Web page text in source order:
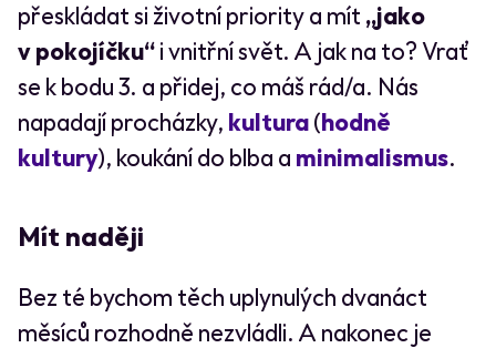
přeskládat si životní priority a mít „jako
v pokojíčku“i vnitřní svět. A jak na to? Vrať
se k bodu 3. a přidej, co máš rád/a. Nás
napadají procházky, kultura(hodně
kultury), koukání do blba a minimalismus.
Mít naději
Bez té bychom těch uplynulých dvanáct
měsíců rozhodně nezvládli. A nakonec je